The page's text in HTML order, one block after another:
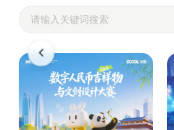
站酷ZCOOL - 设